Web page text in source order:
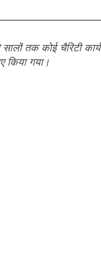
तक कोई चैरिटी कार्य
किया गया।